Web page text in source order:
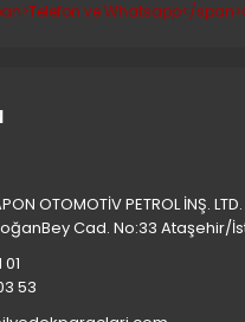
OTOMOTİV PETROL İNŞ.
Cad. No:33 Ataşehir/
53